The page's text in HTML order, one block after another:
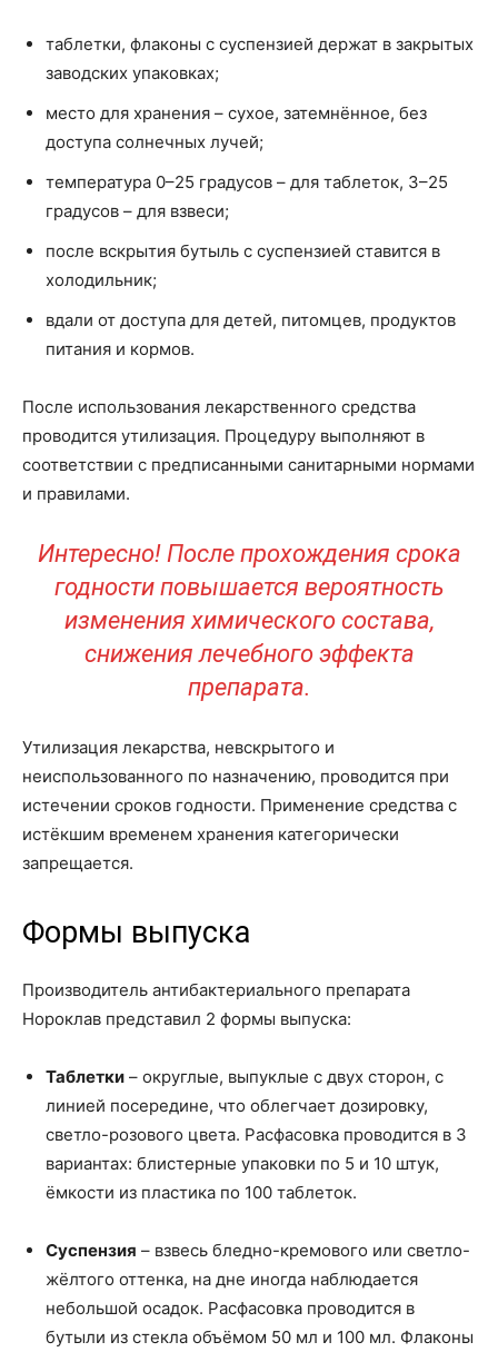
таблетки, флаконы с суспензией держат в закрытых
заводских упаковках;
место для хранения – сухое, затемнённое, без
доступа солнечных лучей;
температура 0–25 градусов – для таблеток, 3–25
градусов – для взвеси;
после вскрытия бутыль с суспензией ставится в
холодильник;
вдали от доступа для детей, питомцев, продуктов
питания и кормов.
После использования лекарственного средства
проводится утилизация. Процедуру выполняют в
соответствии с предписанными санитарными нормами
и правилами.
Интересно! После прохождения срока
годности повышается вероятность
изменения химического состава,
снижения лечебного эффекта
препарата.
Утилизация лекарства, невскрытого и
неиспользованного по назначению, проводится при
истечении сроков годности. Применение средства с
истёкшим временем хранения категорически
запрещается.
Формы выпуска
Производитель антибактериального препарата
Нороклав представил 2 формы выпуска:
Таблетки – округлые, выпуклые с двух сторон, с
линией посередине, что облегчает дозировку,
светло-розового цвета. Расфасовка проводится в 3
вариантах: блистерные упаковки по 5 и 10 штук,
ёмкости из пластика по 100 таблеток.
Суспензия – взвесь бледно-кремового или светло-
жёлтого оттенка, на дне иногда наблюдается
небольшой осадок. Расфасовка проводится в
бутыли из стекла объёмом 50 мл и 100 мл. Флаконы